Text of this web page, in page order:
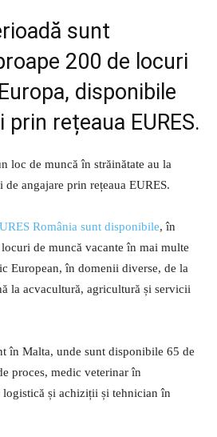
sunt
200 de locuri
disponibile
rețeaua EURES.
loc de muncă în străinătate au la
angajare prin rețeaua EURES.
România sunt disponibile, în
de muncă vacante în mai multe
European, în domenii diverse, de la
la acvacultură, agricultură și servicii
în Malta, unde sunt disponibile 65 de
proces, medic veterinar în
și achiziții și tehnician în